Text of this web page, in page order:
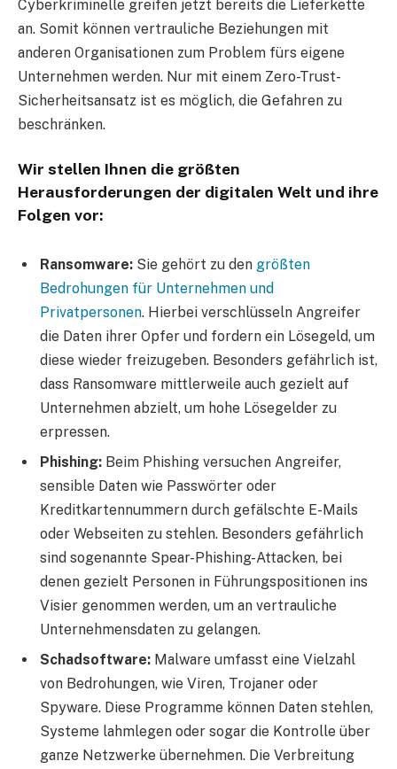
Cyberkriminelle greifen jetzt bereits die Lieferkette
an. Somit können vertrauliche Beziehungen mit
anderen Organisationen zum Problem fürs eigene
Unternehmen werden. Nur mit einem Zero-Trust-
Sicherheitsansatz ist es möglich, die Gefahren zu
beschränken.
Wir stellen Ihnen die größten
Herausforderungen der digitalen Welt und ihre
Folgen vor:
Ransomware: Sie gehört zu den größten
Bedrohungen für Unternehmen und
Privatpersonen. Hierbei verschlüsseln Angreifer
die Daten ihrer Opfer und fordern ein Lösegeld, um
diese wieder freizugeben. Besonders gefährlich ist,
dass Ransomware mittlerweile auch gezielt auf
Unternehmen abzielt, um hohe Lösegelder zu
erpressen.
Phishing: Beim Phishing versuchen Angreifer,
sensible Daten wie Passwörter oder
Kreditkartennummern durch gefälschte E-Mails
oder Webseiten zu stehlen. Besonders gefährlich
sind sogenannte Spear-Phishing-Attacken, bei
denen gezielt Personen in Führungspositionen ins
Visier genommen werden, um an vertrauliche
Unternehmensdaten zu gelangen.
Schadsoftware: Malware umfasst eine Vielzahl
von Bedrohungen, wie Viren, Trojaner oder
Spyware. Diese Programme können Daten stehlen,
Systeme lahmlegen oder sogar die Kontrolle über
ganze Netzwerke übernehmen. Die Verbreitung